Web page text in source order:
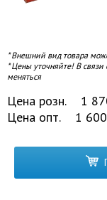
* Внешний вид товара
* Цены уточняйте! В
меняться
Цена розн. 1
Цена опт.
1 600